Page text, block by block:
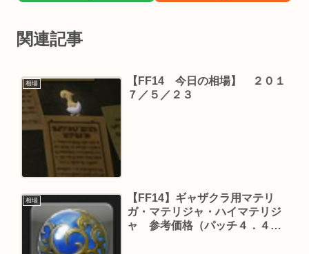
関連記事
相場
【FF14 今日の相場】 ２０１
７／５／２３
相場
【FF14】ギャザクラ用マテリ
ガ・マテリジャ・ハイマテリジ
ャ 参考価格（パッチ４．４５